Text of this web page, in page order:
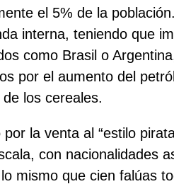
el 5% de la
interna, teniendo que
como Brasil o
por el aumento del
los cereales.
la venta al “estilo
con nacionalidades
mismo que cien falúas